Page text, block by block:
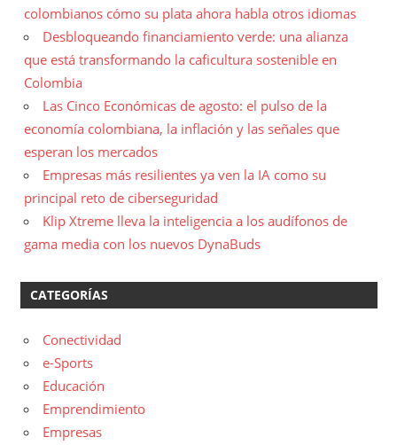
colombianos cómo su plata ahora habla otros idiomas
Desbloqueando financiamiento verde: una alianza
que está transformando la caficultura sostenible en
Colombia
Las Cinco Económicas de agosto: el pulso de la
economía colombiana, la inflación y las señales que
esperan los mercados
Empresas más resilientes ya ven la IA como su
principal reto de ciberseguridad
Klip Xtreme lleva la inteligencia a los audífonos de
gama media con los nuevos DynaBuds
CATEGORÍAS
Conectividad
e-Sports
Educación
Emprendimiento
Empresas